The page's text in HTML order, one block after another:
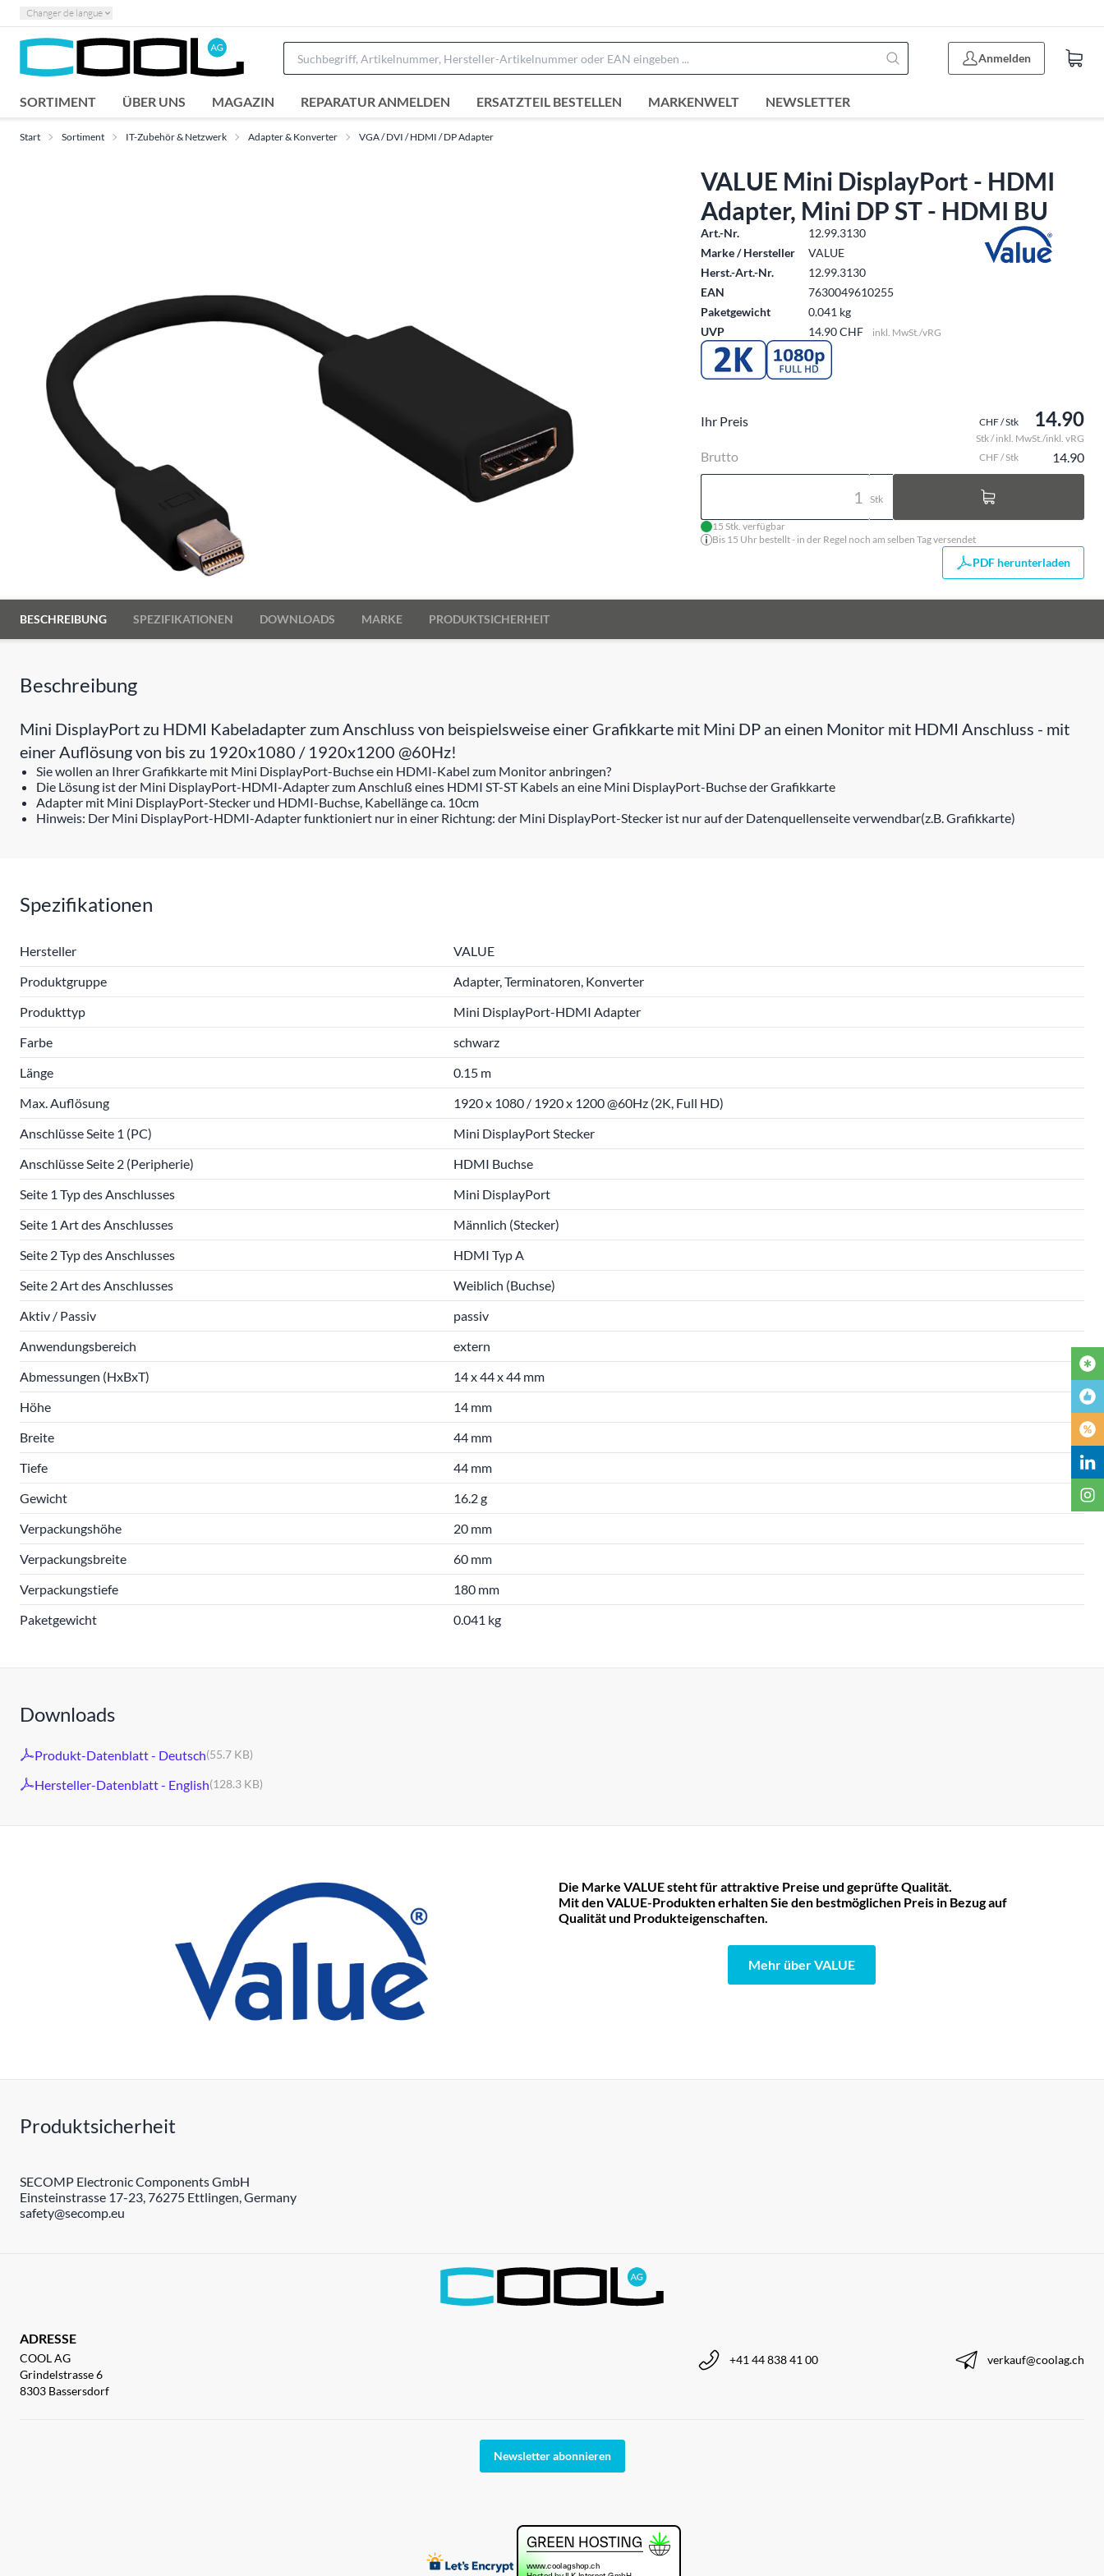
Changer de langue
Anmelden
SORTIMENT ÜBER UNS MAGAZIN REPARATUR ANMELDEN ERSATZTEIL BESTELLEN MARKENWELT NEWSLETTER
Start Sortiment IT-Zubehör & Netzwerk Adapter & Konverter VGA / DVI / HDMI / DP Adapter
VALUE Mini DisplayPort - HDMI
Adapter, Mini DP ST - HDMI BU
Art.-Nr.
12.99.3130
Marke / Hersteller
VALUE
Herst.-Art.-Nr.
12.99.3130
EAN
7630049610255
Paketgewicht
0.041 kg
UVP
14.90 CHF inkl. MwSt./vRG
Ihr Preis CHF / Stk 14.90
Stk / inkl. MwSt./inkl. vRG
Brutto CHF / Stk 14.90
Stk
15 Stk. verfügbar
Bis 15 Uhr bestellt - in der Regel noch am selben Tag versendet
PDF herunterladen
BESCHREIBUNG SPEZIFIKATIONEN DOWNLOADS MARKE PRODUKTSICHERHEIT
Beschreibung
Mini DisplayPort zu HDMI Kabeladapter zum Anschluss von beispielsweise einer Grafikkarte mit Mini DP an einen Monitor mit HDMI Anschluss - mit
einer Auflösung von bis zu 1920x1080 / 1920x1200 @60Hz!
Sie wollen an Ihrer Grafikkarte mit Mini DisplayPort-Buchse ein HDMI-Kabel zum Monitor anbringen?
Die Lösung ist der Mini DisplayPort-HDMI-Adapter zum Anschluß eines HDMI ST-ST Kabels an eine Mini DisplayPort-Buchse der Grafikkarte
Adapter mit Mini DisplayPort-Stecker und HDMI-Buchse, Kabellänge ca. 10cm
Hinweis: Der Mini DisplayPort-HDMI-Adapter funktioniert nur in einer Richtung: der Mini DisplayPort-Stecker ist nur auf der Datenquellenseite verwendbar(z.B. Grafikkarte)
Spezifikationen
Hersteller
VALUE
Produktgruppe
Adapter, Terminatoren, Konverter
Produkttyp
Mini DisplayPort-HDMI Adapter
Farbe
schwarz
Länge
0.15 m
Max. Auflösung
1920 x 1080 / 1920 x 1200 @60Hz (2K, Full HD)
Anschlüsse Seite 1 (PC)
Mini DisplayPort Stecker
Anschlüsse Seite 2 (Peripherie)
HDMI Buchse
Seite 1 Typ des Anschlusses
Mini DisplayPort
Seite 1 Art des Anschlusses
Männlich (Stecker)
Seite 2 Typ des Anschlusses
HDMI Typ A
Seite 2 Art des Anschlusses
Weiblich (Buchse)
Aktiv / Passiv
passiv
Anwendungsbereich
extern
Abmessungen (HxBxT)
14 x 44 x 44 mm
Höhe
14 mm
Breite
44 mm
Tiefe
44 mm
Gewicht
16.2 g
Verpackungshöhe
20 mm
Verpackungsbreite
60 mm
Verpackungstiefe
180 mm
Paketgewicht
0.041 kg
Downloads
Produkt-Datenblatt - Deutsch(55.7 KB)
Hersteller-Datenblatt - English(128.3 KB)
Die Marke VALUE steht für attraktive Preise und geprüfte Qualität.
Mit den VALUE-Produkten erhalten Sie den bestmöglichen Preis in Bezug auf
Qualität und Produkteigenschaften.
Mehr über VALUE
Produktsicherheit
SECOMP Electronic Components GmbH
Einsteinstrasse 17-23, 76275 Ettlingen, Germany
safety@secomp.eu
ADRESSE
COOL AG
Grindelstrasse 6
8303 Bassersdorf
+41 44 838 41 00 verkauf@coolag.ch
Newsletter abonnieren